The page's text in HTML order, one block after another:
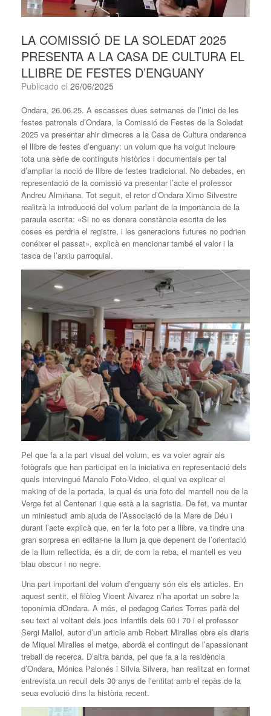
LA COMISSIÓ DE LA SOLEDAT 2025
PRESENTA A LA CASA DE CULTURA EL
LLIBRE DE FESTES D’ENGUANY
Publicado el 26/06/2025
Ondara, 26.06.25. A escasses dues setmanes de l’inici de les
festes patronals d’Ondara, la Comissió de Festes de la Soledat
2025 va presentar ahir dimecres a la Casa de Cultura ondarenca
el llibre de festes d’enguany: un volum que ha volgut incloure
tota una sèrie de continguts històrics i documentals per tal
d’ampliar la noció de llibre de festes tradicional. No debades, en
representació de la comissió va presentar l’acte el professor
Andreu Almiñana. Tot seguit, el retor d’Ondara Ximo Silvestre
realitzà la introducció del volum parlant de la importància de la
paraula escrita: «Si no es donara constància escrita de les
coses es perdria el registre, i les generacions futures no podrien
conéixer el passat», explicà en mencionar també el valor i la
tasca de l’arxiu parroquial.
Pel que fa a la part visual del volum, es va voler agrair als
fotògrafs que han participat en la iniciativa en representació dels
quals intervingué Manolo Foto-Video, el qual va explicar el
making of de la portada, la qual és una foto del mantell nou de la
Verge fet al Centenari i que està a la sagristia. De fet, va muntar
un miniestudi amb ajuda de l’Associació de la Mare de Déu i
durant l’acte explicà que, en fer la foto per a llibre, va tindre una
gran sorpresa en editar-ne la llum ja que depenent de l’orientació
de la llum reflectida, és a dir, de com la reba, el mantell es veu
blau obscur i no negre.
Una part important del volum d’enguany són els els articles. En
aquest sentit, el filòleg Vicent Àlvarez n’ha aportat un sobre la
toponímia ďOndara. A més, el pedagog Carles Torres parlà del
seu text al voltant dels jocs infantils dels 60 i 70 i el professor
Sergi Mallol, autor d’un article amb Robert Miralles obre els diaris
de Miquel Miralles el metge, abordà el contingut de l’apassionant
treball de recerca. D’altra banda, pel que fa a la residència
d’Ondara, Mónica Palonés i Silvia Silvera, han realitzat en format
entrevista un recull dels 30 anys de l’entitat amb el repàs de la
seua evolució dins la història recent.